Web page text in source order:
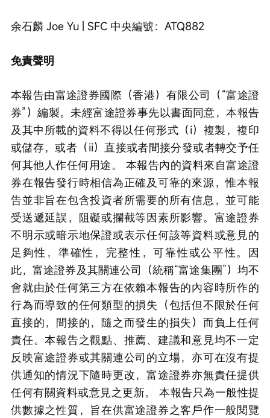
余石麟 Joe Yu | SFC 中央編號：ATQ882
免責聲明
本報告由富途證券國際（香港）有限公司（“富途證
券”）編製。未經富途證券事先以書面同意，本報告
及其中所載的資料不得以任何形式（i）複製，複印
或儲存，或者（ii）直接或者間接分發或者轉交予任
何其他人作任何用途。 本報告內的資料來自富途證
券在報告發行時相信為正確及可靠的來源，惟本報
告並非旨在包含投資者所需要的所有信息，並可能
受送遞延誤，阻礙或攔截等因素所影響。富途證券
不明示或暗示地保證或表示任何該等資料或意見的
足夠性，準確性，完整性，可靠性或公平性。因
此，富途證券及其關連公司（統稱“富途集團”）均不
會就由於任何第三方在依賴本報告的內容時所作的
行為而導致的任何類型的損失（包括但不限於任何
直接的，間接的，隨之而發生的損失）而負上任何
責任。本報告之觀點、推薦、建議和意見均不一定
反映富途證券或其關連公司的立場，亦可在沒有提
供通知的情況下隨時更改，富途證券亦無責任提供
任何有關資料或意見之更新。 本報告只為一般性提
供數據之性質，旨在供富途證券之客戶作一般閱覽